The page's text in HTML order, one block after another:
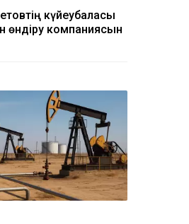
күйеубаласы
өндіру компаниясын